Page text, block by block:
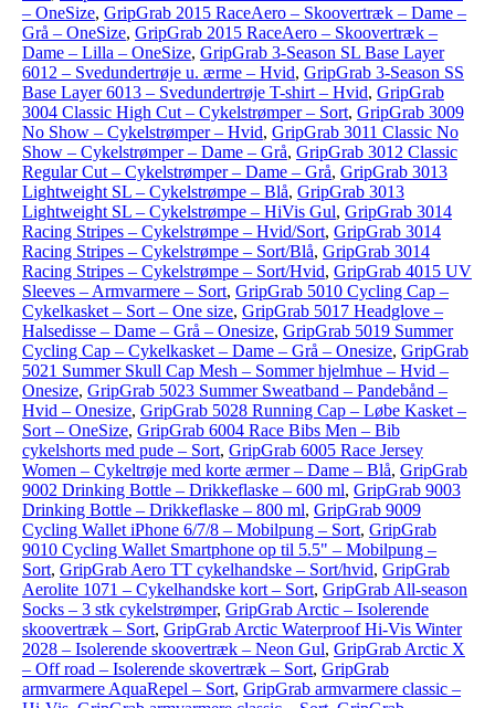
– OneSize, GripGrab 2015 RaceAero – Skoovertræk – Dame –
Grå – OneSize, GripGrab 2015 RaceAero – Skoovertræk –
Dame – Lilla – OneSize, GripGrab 3-Season SL Base Layer
6012 – Svedundertrøje u. ærme – Hvid, GripGrab 3-Season SS
Base Layer 6013 – Svedundertrøje T-shirt – Hvid, GripGrab
3004 Classic High Cut – Cykelstrømper – Sort, GripGrab 3009
No Show – Cykelstrømper – Hvid, GripGrab 3011 Classic No
Show – Cykelstrømper – Dame – Grå, GripGrab 3012 Classic
Regular Cut – Cykelstrømper – Dame – Grå, GripGrab 3013
Lightweight SL – Cykelstrømpe – Blå, GripGrab 3013
Lightweight SL – Cykelstrømpe – HiVis Gul, GripGrab 3014
Racing Stripes – Cykelstrømpe – Hvid/Sort, GripGrab 3014
Racing Stripes – Cykelstrømpe – Sort/Blå, GripGrab 3014
Racing Stripes – Cykelstrømpe – Sort/Hvid, GripGrab 4015 UV
Sleeves – Armvarmere – Sort, GripGrab 5010 Cycling Cap –
Cykelkasket – Sort – One size, GripGrab 5017 Headglove –
Halsedisse – Dame – Grå – Onesize, GripGrab 5019 Summer
Cycling Cap – Cykelkasket – Dame – Grå – Onesize, GripGrab
5021 Summer Skull Cap Mesh – Sommer hjelmhue – Hvid –
Onesize, GripGrab 5023 Summer Sweatband – Pandebånd –
Hvid – Onesize, GripGrab 5028 Running Cap – Løbe Kasket –
Sort – OneSize, GripGrab 6004 Race Bibs Men – Bib
cykelshorts med pude – Sort, GripGrab 6005 Race Jersey
Women – Cykeltrøje med korte ærmer – Dame – Blå, GripGrab
9002 Drinking Bottle – Drikkeflaske – 600 ml, GripGrab 9003
Drinking Bottle – Drikkeflaske – 800 ml, GripGrab 9009
Cycling Wallet iPhone 6/7/8 – Mobilpung – Sort, GripGrab
9010 Cycling Wallet Smartphone op til 5.5" – Mobilpung –
Sort, GripGrab Aero TT cykelhandske – Sort/hvid, GripGrab
Aerolite 1071 – Cykelhandske kort – Sort, GripGrab All-season
Socks – 3 stk cykelstrømper, GripGrab Arctic – Isolerende
skoovertræk – Sort, GripGrab Arctic Waterproof Hi-Vis Winter
2028 – Isolerende skoovertræk – Neon Gul, GripGrab Arctic X
– Off road – Isolerende skovertræk – Sort, GripGrab
armvarmere AquaRepel – Sort, GripGrab armvarmere classic –